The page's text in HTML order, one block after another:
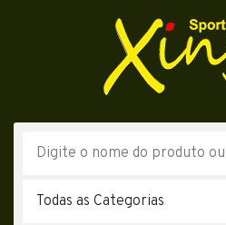
Todas as Categorias